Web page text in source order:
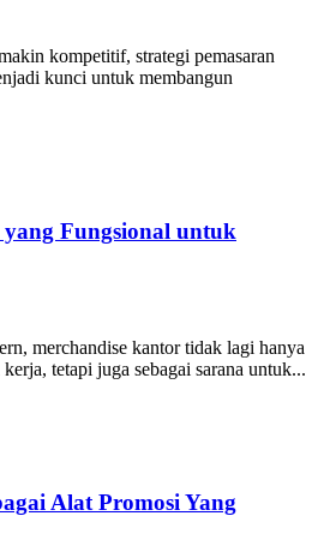
kompetitif, strategi pemasaran
kunci untuk membangun
yang Fungsional untuk
merchandise kantor tidak lagi hanya
tetapi juga sebagai sarana untuk...
Alat Promosi Yang